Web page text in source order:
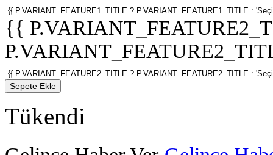
{{
Sepete Ekle
Tükendi